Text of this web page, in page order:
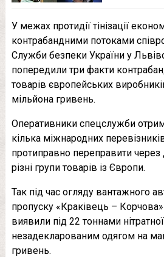
У межах протидії тінізації
контрабандними потоками
Служби безпеки України у
попередили три факти
товарів європейських
мільйона гривень.
Оперативники спецслужби
кілька міжнародних
протиправно переправити
різні групи товарів із Європи.
Так під час огляду вантажного
пропуску «Краківець –
виявили під 22 тоннами
незадекларованим одягом на
гривень.